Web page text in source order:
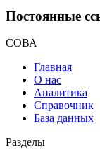
Постоянные
СОВА
Главная
О нас
Аналитика
Справочник
База данных
Разделы